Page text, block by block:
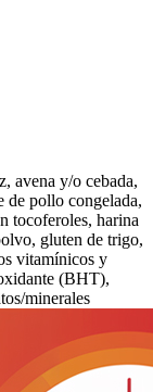
avena y/o cebada,
de pollo congelada,
tocoferoles, harina
gluten de trigo,
vitamínicos y
(BHT),
minerales